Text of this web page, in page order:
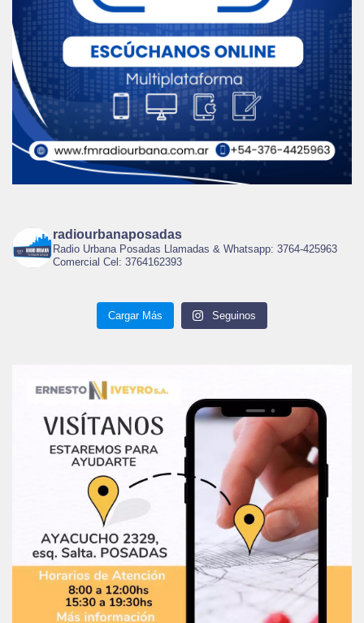
radiourbanaposadas
Radio Urbana Posadas Llamadas & Whatsapp: 3764-425963
Comercial Cel: 3764162393
Cargar Más Seguinos